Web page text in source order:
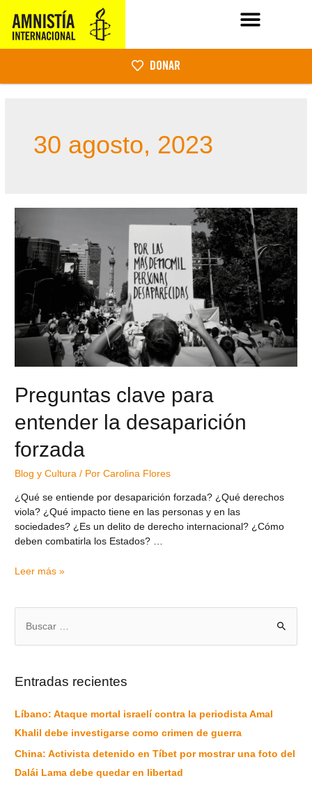
DONAR
30 agosto, 2023
Preguntas clave para
entender la desaparición
forzada
Blog y Cultura / PorCarolina Flores
¿Qué se entiende por desaparición forzada? ¿Qué derechos
viola? ¿Qué impacto tiene en las personas y en las
sociedades? ¿Es un delito de derecho internacional? ¿Cómo
deben combatirla los Estados? …
Leer más »
Entradas recientes
Líbano: Ataque mortal israelí contra la periodista Amal
Khalil debe investigarse como crimen de guerra
China: Activista detenido en Tíbet por mostrar una foto del
Dalái Lama debe quedar en libertad